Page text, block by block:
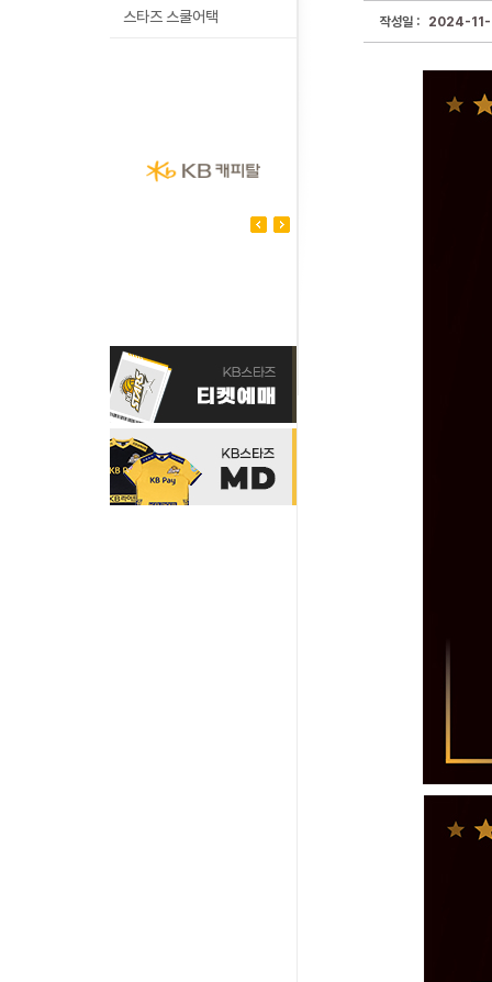
스타즈 스쿨어택 작성일 : 2024-